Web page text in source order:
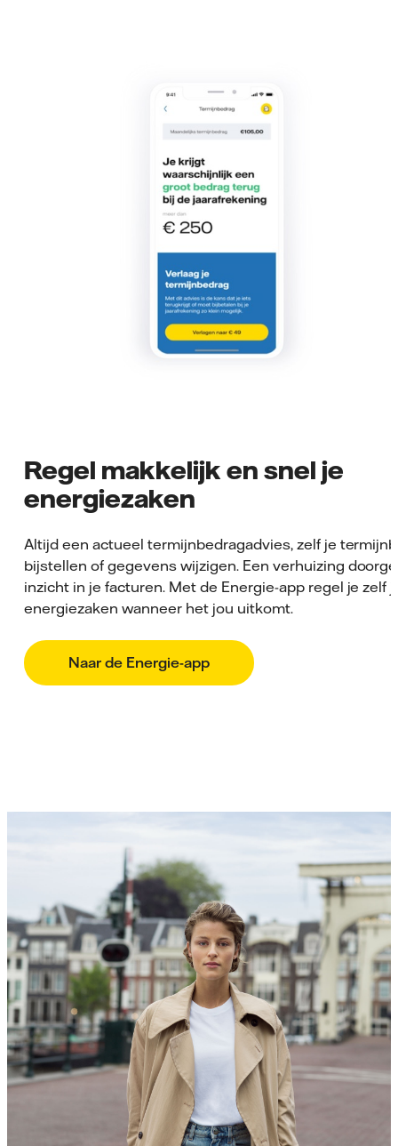
Regel makkelijk en snel je
energiezaken
Altijd een actueel termijnbedragadvies, zelf je
bijstellen of gegevens wijzigen. Een verhuizing
inzicht in je facturen. Met de Energie-app regel je zelf
energiezaken wanneer het jou uitkomt.
Naar de Energie-app